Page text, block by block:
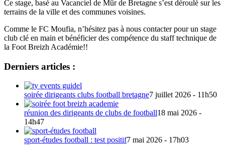
Ce stage, basé au Vacanciel de Mûr de Bretagne s’est déroulé sur les
terrains de la ville et des communes voisines.
Comme le FC Moufia, n’hésitez pas à nous contacter pour un stage
club clé en main et bénéficier des compétence du staff technique de
la Foot Breizh Académie!!
Derniers articles :
soirée dirigeants clubs football bretagne7 juillet 2026 - 11h50
réunion des dirigeants de clubs de football18 mai 2026 -
14h47
sport-études football : test positif7 mai 2026 - 17h03